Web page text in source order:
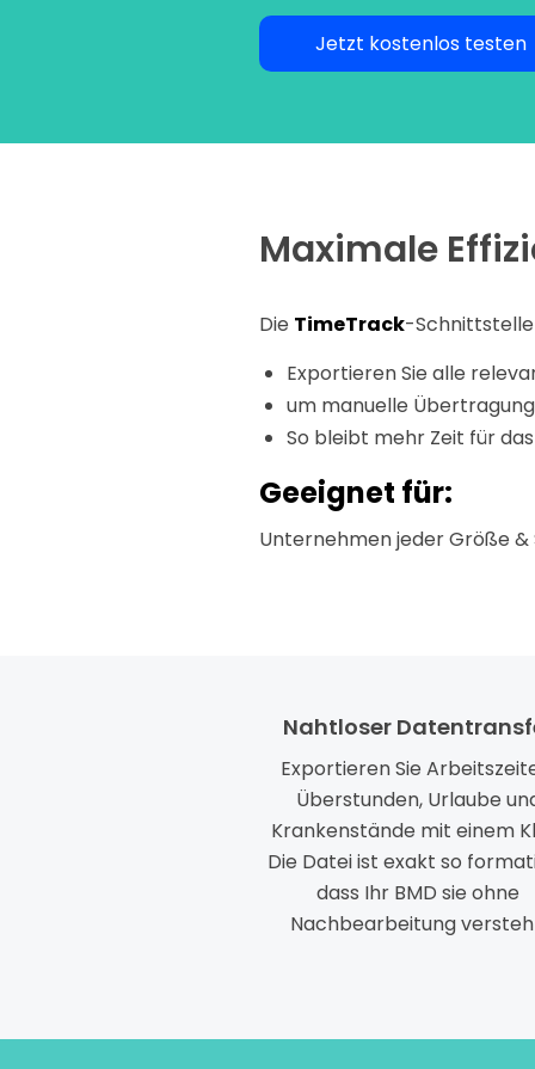
Jetzt kostenlos testen
Maximale
Die TimeTrack-
Exportieren Sie alle
um manuelle
So bleibt mehr Zeit für
Geeignet für:
Unternehmen jeder Größe
Nahtloser
Exportieren Sie
Überstunden, Urlaube
Krankenstände mit einem
Die Datei ist exakt so
dass Ihr BMD sie ohne
Nachbearbeitung